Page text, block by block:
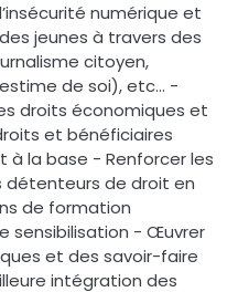
numérique et
jeunes à travers des
citoyen,
de soi), etc… -
droits économiques et
et bénéficiaires
à la base - Renforcer les
de droit en
de formation
sensibilisation - Œuvrer
et des savoir-faire
intégration des